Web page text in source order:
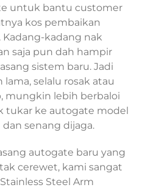
untuk bantu customer
kos pembaikan
kadang nak
saja pun dah hampir
sistem baru. Jadi
selalu rosak atau
mungkin lebih berbaloi
ke autogate model
senang dijaga.
autogate baru yang
cerewet, kami sangat
Steel Arm